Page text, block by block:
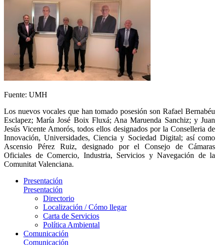
Fuente: UMH
Los nuevos vocales que han tomado posesión son Rafael Bernabéu
Esclapez; María José Boix Fluxá; Ana Maruenda Sanchiz; y Juan
Jesús Vicente Amorós, todos ellos designados por la Conselleria de
Innovación, Universidades, Ciencia y Sociedad Digital; así como
Ascensio Pérez Ruiz, designado por el Consejo de Cámaras
Oficiales de Comercio, Industria, Servicios y Navegación de la
Comunitat Valenciana.
Presentación
Presentación
Directorio
Localización / Cómo llegar
Carta de Servicios
Política Ambiental
Comunicación
Comunicación